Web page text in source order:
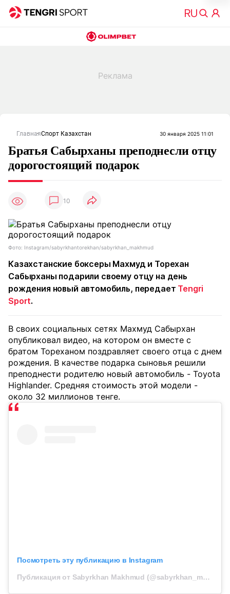
ГлавнаяСпорт Казахстан 30 января 2025 11:01
Братья Сабырханы преподнесли отцу
дорогостоящий подарок
10
Фото: Instagram/sabyrkhantorekhan/sabyrkhan_makhmud
Казахстанские боксеры Махмуд и Торехан
Сабырханы подарили своему отцу на день
рождения новый автомобиль, передает Tengri
Sport.
В своих социальных сетях Махмуд Сабырхан
опубликовал видео, на котором он вместе с
братом Тореханом поздравляет своего отца с днем
рождения. В качестве подарка сыновья решили
преподнести родителю новый автомобиль - Toyota
Highlander. Средняя стоимость этой модели -
около 32 миллионов тенге.
Посмотреть эту публикацию в Instagram
Публикация от Sabyrkhan Makhmud (@sabyrkhan_makhmud)